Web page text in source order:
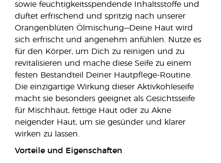
sowie feuchtigkeitsspendende Inhaltsstoffe und
duftet erfrischend und spritzig nach unserer
Orangenblüten Ölmischung—Deine Haut wird
sich erfrischt und angenehm anfühlen. Nutze es
für den Körper, um Dich zu reinigen und zu
revitalisieren und mache diese Seife zu einem
festen Bestandteil Deiner Hautpflege-Routine.
Die einzigartige Wirkung dieser Aktivkohleseife
macht sie besonders geeignet als Gesichtsseife
für Mischhaut, fettige Haut oder zu Akne
neigender Haut, um sie gesünder und klarer
wirken zu lassen.
Vorteile und Eigenschaften